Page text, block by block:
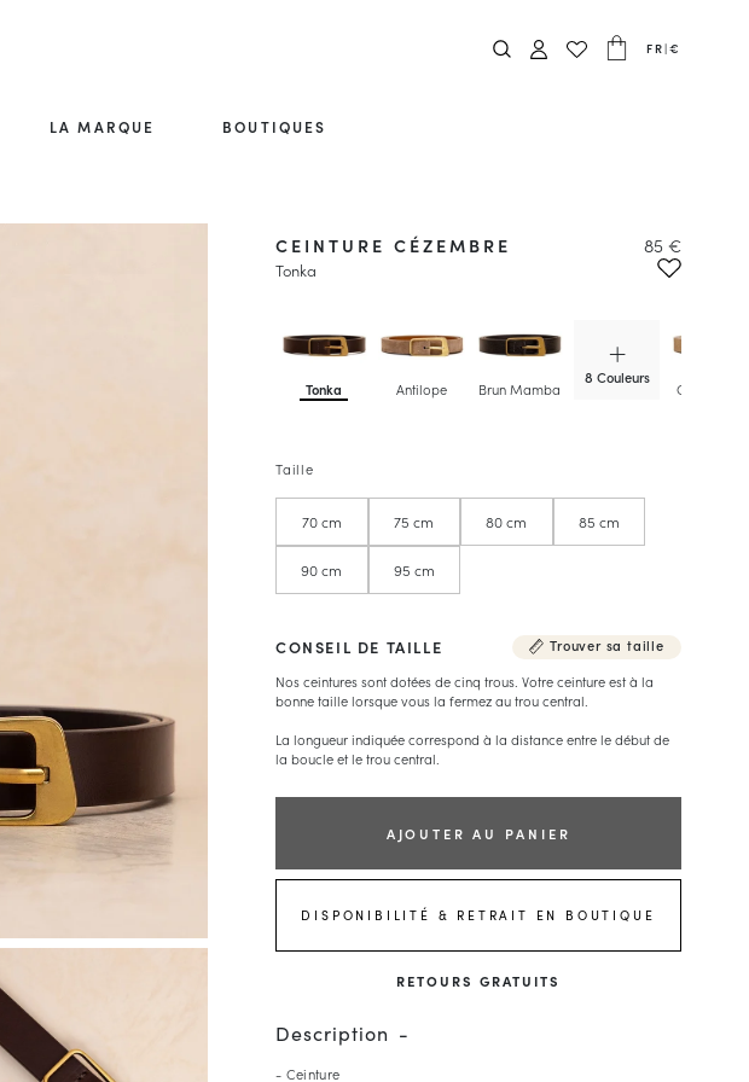
FR|€
LA MARQUE BOUTIQUES
Tonka Antilope Brun Mamba
8 Couleurs
CEINTURE CÉZEMBRE
Tonka
85 €
Taille
70 cm 75 cm 80 cm 85 cm
90 cm 95 cm
CONSEIL DE TAILLE
Trouver sa taille
Nos ceintures sont dotées de cinq trous. Votre ceinture est à la
bonne taille lorsque vous la fermez au trou central.
La longueur indiquée correspond à la distance entre le début de
la boucle et le trou central.
AJOUTER AU PANIER
DISPONIBILITÉ & RETRAIT EN BOUTIQUE
RETOURS GRATUITS
Description
- Ceinture